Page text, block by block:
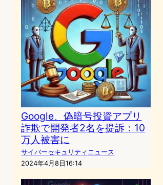
Google、偽暗号投資アプリ
詐欺で開発者2名を提訴：10
万人被害に
サイバーセキュリティニュース
2024年4月8日16:14